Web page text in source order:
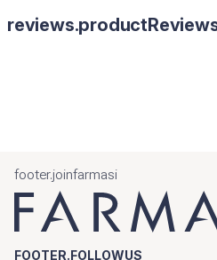
footer.joinfarmasi
FOOTER.FOLLOWUS